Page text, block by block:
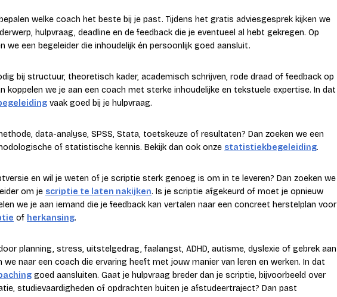
welke coach het beste bij je past. Tijdens het gratis adviesgesprek kijken we
hulpvraag, deadline en de feedback die je eventueel al hebt gekregen. Op
we een begeleider die inhoudelijk én persoonlijk goed aansluit.
bij structuur, theoretisch kader, academisch schrijven, rode draad of feedback op
koppelen we je aan een coach met sterke inhoudelijke en tekstuele expertise. In dat
vaak goed bij je hulpvraag.
data-analyse, SPSS, Stata, toetskeuze of resultaten? Dan zoeken we een
of statistische kennis. Bekijk dan ook onze statistiekbegeleiding.
en wil je weten of je scriptie sterk genoeg is om in te leveren? Dan zoeken we
om je scriptie te laten nakijken. Is je scriptie afgekeurd of moet je opnieuw
we je aan iemand die je feedback kan vertalen naar een concreet herstelplan voor
of herkansing.
planning, stress, uitstelgedrag, faalangst, ADHD, autisme, dyslexie of gebrek aan
we naar een coach die ervaring heeft met jouw manier van leren en werken. In dat
goed aansluiten. Gaat je hulpvraag breder dan je scriptie, bijvoorbeeld over
studievaardigheden of opdrachten buiten je afstudeertraject? Dan past